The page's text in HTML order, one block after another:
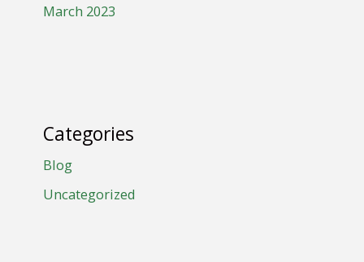
March 2023
Categories
Blog
Uncategorized